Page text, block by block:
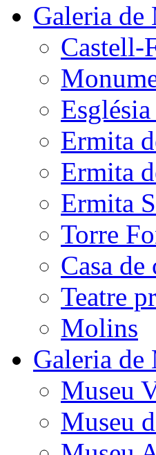
Galeria de
Castell-
Ermita
Ermita
Ermita
Torre
Casa
Teatre
Molins
Galeria de
Museu
Museu